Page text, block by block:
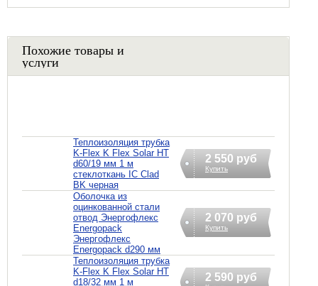
Похожие товары и
услуги
Теплоизоляция трубка
K-Flex K Flex Solar HT
d60/19 мм 1 м
стеклоткань IC Clad
BK черная
2 550 руб
Купить
Оболочка из
оцинкованной стали
отвод Энергофлекс
Energopack
Энергофлекс
Energopack d290 мм
2 070 руб
Купить
Теплоизоляция трубка
K-Flex K Flex Solar HT
d18/32 мм 1 м
2 590 руб